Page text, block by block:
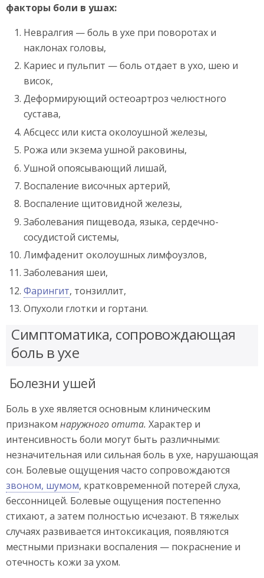
факторы боли в ушах:
Невралгия — боль в ухе при поворотах и
наклонах головы,
Кариес и пульпит — боль отдает в ухо, шею и
висок,
Деформирующий остеоартроз челюстного
сустава,
Абсцесс или киста околоушной железы,
Рожа или экзема ушной раковины,
Ушной опоясывающий лишай,
Воспаление височных артерий,
Воспаление щитовидной железы,
Заболевания пищевода, языка, сердечно-
сосудистой системы,
Лимфаденит околоушных лимфоузлов,
Заболевания шеи,
Фарингит, тонзиллит,
Опухоли глотки и гортани.
Симптоматика, сопровождающая
боль в ухе
Болезни ушей
Боль в ухе является основным клиническим
признаком наружного отита. Характер и
интенсивность боли могут быть различными:
незначительная или сильная боль в ухе, нарушающая
сон. Болевые ощущения часто сопровождаются
звоном, шумом, кратковременной потерей слуха,
бессонницей. Болевые ощущения постепенно
стихают, а затем полностью исчезают. В тяжелых
случаях развивается интоксикация, появляются
местными признаки воспаления — покраснение и
отечность кожи за ухом.